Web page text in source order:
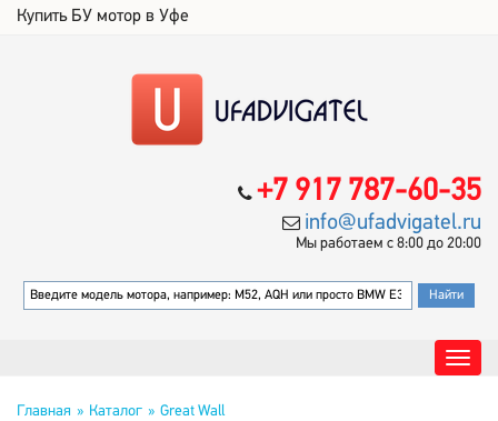
Купить БУ мотор в Уфе
+7 917 787-60-35
info@ufadvigatel.ru
Мы работаем с 8:00 до 20:00
Главная Каталог Great Wall